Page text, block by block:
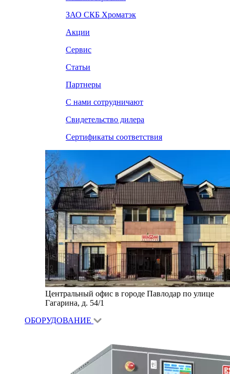
ЗАО СКБ Хроматэк
Акции
Сервис
Статьи
Партнеры
С нами сотрудничают
Свидетельство дилера
Сертификаты соответствия
Центральный офис в городе Павлодар по улице
Гагарина, д. 54/1
ОБОРУДОВАНИЕ